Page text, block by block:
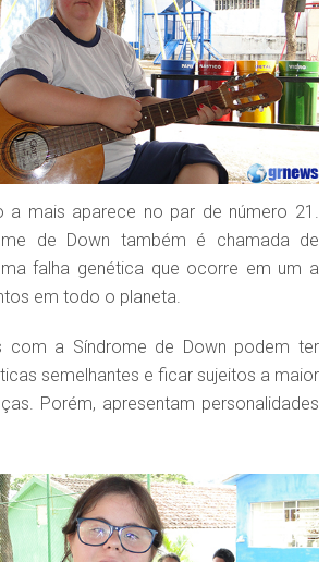
a mais aparece no par de número 21.
de Down também é chamada de
falha genética que ocorre em um a
em todo o planeta.
com a Síndrome de Down podem ter
semelhantes e ficar sujeitos a maior
Porém, apresentam personalidades